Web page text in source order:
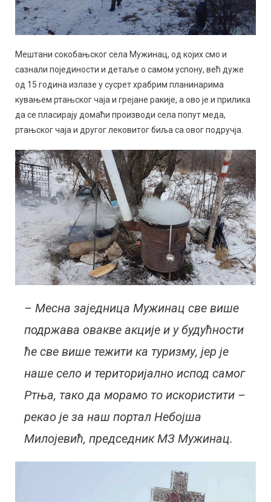
Мештани сокобањског села Мужинац, од којих смо и
сазнали појединости и детаље о самом успону, већ дуже
од 15 година излазе у сусрет храбрим планинарима
кувањем ртањског чаја и грејане ракије, а ово је и прилика
да се пласирају домаћи производи села попут меда,
ртањског чаја и другог лековитог биља са овог подручја.
– Месна заједница Мужинац све више
подржава овакве акције и у будућности
ће све више тежити ка туризму, јер је
наше село и територијално испод самог
Ртња, тако да морамо то искористити –
рекао је за наш портал Небојша
Милојевић, председник МЗ Мужинац.